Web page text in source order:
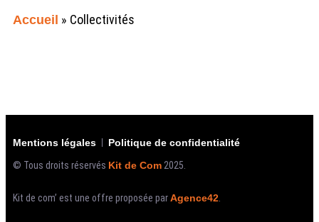
Accueil » Collectivités
Mentions légales
Politique de confidentialité
© Tous droits réservés Kit de Com 2025.
Kit de com’ est une offre proposée parAgence42